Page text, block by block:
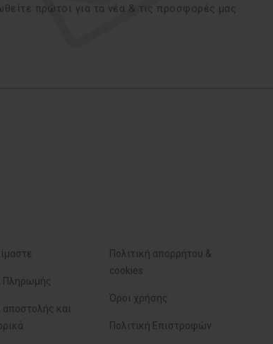
πρώτοι για τα νέα & τις προσφορές μας
Πληρωμής
αποστολής και
Πολιτική απορρήτου &
cookies
Όροι χρήσης
Πολιτική Επιστροφών